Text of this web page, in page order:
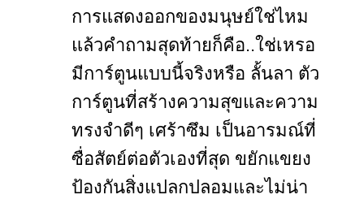
การแสดงออกของมนุษย์ใช่ไหม
แล้วคำถามสุดท้ายก็คือ..ใช่เหรอ
มีการ์ตูนแบบนี้จริงหรือ ลั้นลา ตัว
การ์ตูนที่สร้างความสุขและความ
ทรงจำดีๆ เศร้าซึม เป็นอารมณ์ที่
ซื่อสัตย์ต่อตัวเองที่สุด ขยักแขยง
ป้องกันสิ่งแปลกปลอมและไม่น่า